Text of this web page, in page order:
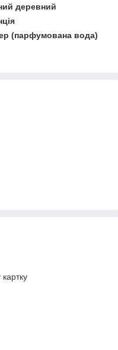
деревний
(парфумована вода)